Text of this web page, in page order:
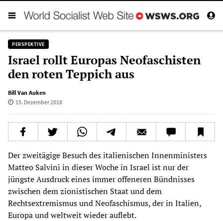
PERSPEKTIVE
Israel rollt Europas Neofaschisten
den roten Teppich aus
Bill Van Auken
15. Dezember 2018
Der zweitägige Besuch des italienischen Innenministers
Matteo Salvini in dieser Woche in Israel ist nur der
jüngste Ausdruck eines immer offeneren Bündnisses
zwischen dem zionistischen Staat und dem
Rechtsextremismus und Neofaschismus, der in Italien,
Europa und weltweit wieder auflebt.